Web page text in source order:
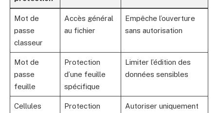
Mot de
passe
classeur
Accès général
au fichier
Empêche l’ouverture
sans autorisation
Mot de
passe
feuille
Protection
d’une feuille
spécifique
Limiter l’édition des
données sensibles
Cellules
Protection
Autoriser uniquement